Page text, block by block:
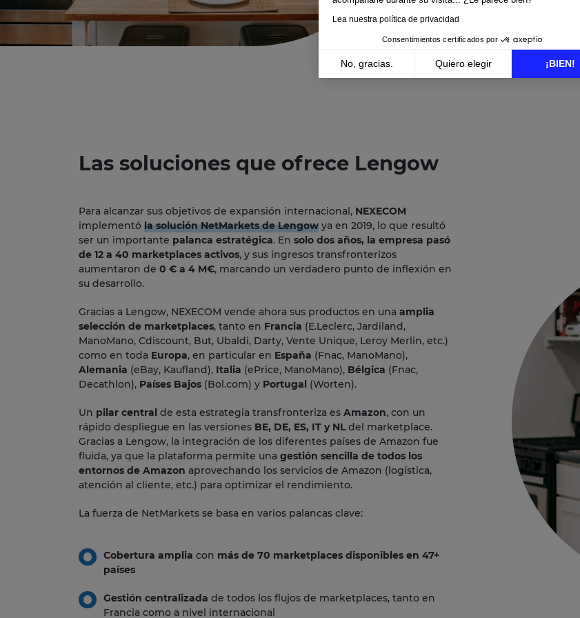
Lea nuestra política de privacidad
Consentimientos certificados por
No, gracias. Quiero elegir
¡BIEN!
en2019 , para
fácilmente la
europeos,
Las soluciones que ofrece Lengow
Para alcanzar sus objetivos de expansión internacional, NEXECOM
implementó la solución NetMarkets de Lengowya en 2019, lo que resultó
ser un importante palanca estratégica. En solo dos años, la empresa pasó
de 12 a 40 marketplaces activos, y sus ingresos transfronterizos
aumentaron de 0 € a 4 M€, marcando un verdadero punto de inflexión en
su desarrollo.
Gracias a Lengow, NEXECOM vende ahora sus productos en una amplia
selección de marketplaces, tanto en Francia (E.Leclerc, Jardiland,
ManoMano, Cdiscount, But, Ubaldi, Darty, Vente Unique, Leroy Merlin, etc.)
como en toda Europa, en particular en España (Fnac, ManoMano),
Alemania (eBay, Kaufland), Italia (ePrice, ManoMano), Bélgica (Fnac,
Decathlon), Países Bajos(Bol.com) y Portugal (Worten).
Un pilar central de esta estrategia transfronteriza es Amazon, con un
rápido despliegue en las versiones BE, DE, ES, IT y NLdel marketplace.
Gracias a Lengow, la integración de los diferentes países de Amazon fue
fluida, ya que la plataforma permite una gestión sencilla de todos los
entornos de Amazon aprovechando los servicios de Amazon (logística,
atención al cliente, etc.) para optimizar el rendimiento.
La fuerza de NetMarkets se basa en varios palancas clave:
Cobertura amplia con más de 70 marketplaces disponibles en 47+
países
Gestión centralizada de todos los flujos de marketplaces, tanto en
Francia como a nivel internacional